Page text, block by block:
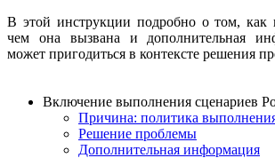
В этой инструкции подробно о том, как
чем она вызвана и дополнительная
может пригодиться в контексте решения
Включение выполнения сценариев
Причина: политика
Решение проблемы
Дополнительная информация